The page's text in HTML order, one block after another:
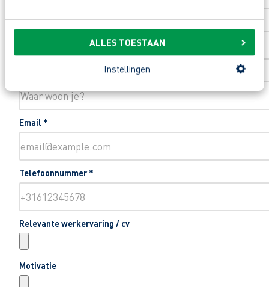
ALLES TOESTAAN
Instellingen
Toevoeging huisnummer
Email *
Telefoonnummer *
Relevante werkervaring / cv
Motivatie